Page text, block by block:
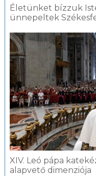
Életünket bízzuk
ünnepeltek
XIV. Leó pápa
alapvető dimenziója